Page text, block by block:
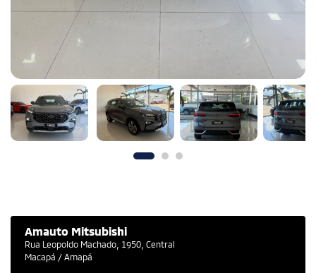
Amauto Mitsubishi
Rua Leopoldo Machado, 1950, Central
Macapá / Amapá